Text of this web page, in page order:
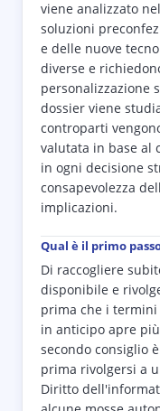
viene analizzato
soluzioni
e delle nuove
diverse e
personalizzazione
dossier viene
controparti
valutata in base al
in ogni decisione
consapevolezza
implicazioni.
Qual è il primo
Di raccogliere
disponibile e
prima che i termini
in anticipo apre
secondo consiglio
prima rivolgersi a
Diritto